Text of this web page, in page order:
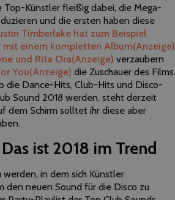
Top-Künstler fleißig dabei, die Mega-
und die ersten haben diese
Timberlake hat zum Beispiel
mit einem kompletten Album(Anzeige)
und Rita Ora(Anzeige) verzaubern
You(Anzeige) die Zuschauer des Films
die Dance-Hits, Club-Hits und Disco-
Sound 2018 werden, steht derzeit
dem Schirm solltet ihr diese aber
ist 2018 im Trend
werden, in dem sich Künstler
den neuen Sound für die Disco zu